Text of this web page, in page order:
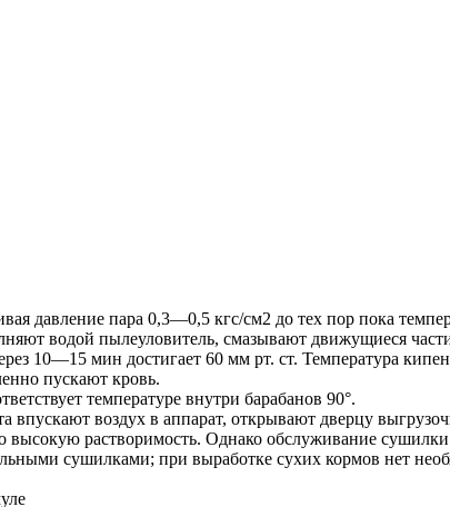
давление пара 0,3—0,5 кгс/см2 до тех пор пока
водой пылеуловитель, смазывают движущиеся
10—15 мин достигает 60 мм рт. ст. Температура
пускают кровь.
температуре внутри барабанов 90°.
воздух в аппарат, открывают дверцу
высокую растворимость. Однако обслуживание
сушилками; при выработке сухих кормов нет